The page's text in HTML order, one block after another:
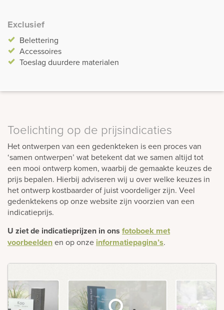
Exclusief
Belettering
Accessoires
Toeslag duurdere materialen
Toelichting op de prijsindicaties
Het ontwerpen van een gedenkteken is een proces van
‘samen ontwerpen’ wat betekent dat we samen altijd tot
een mooi ontwerp komen, waarbij de gemaakte keuzes de
prijs bepalen. Hierbij adviseren wij u over welke keuzes in
het ontwerp kostbaarder of juist voordeliger zijn. Veel
gedenktekens op onze website zijn voorzien van een
indicatieprijs.
U ziet de indicatieprijzen in ons fotoboek met
voorbeeldenen op onze informatiepagina’s.